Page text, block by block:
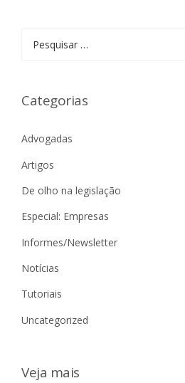
por:
Categorias
Advogadas
Artigos
De olho na legislação
Especial: Empresas
Informes/Newsletter
Notícias
Tutoriais
Uncategorized
Veja mais